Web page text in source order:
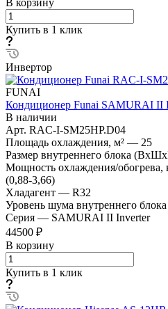
Купить в 1 клик
Инвертор
FUNAI
Кондиционер Funai SAMURAI II
В наличии
Арт. RAC-I-SM25HP.D04
Площадь охлаждения, м² — 25
Размер внутреннего блока
Мощность охлаждения/обогрева,
(0,88-3,66)
Хладагент — R32
Уровень шума внутреннего блока
Серия — SAMURAI II Inverter
44500 ₽
В корзину
Купить в 1 клик